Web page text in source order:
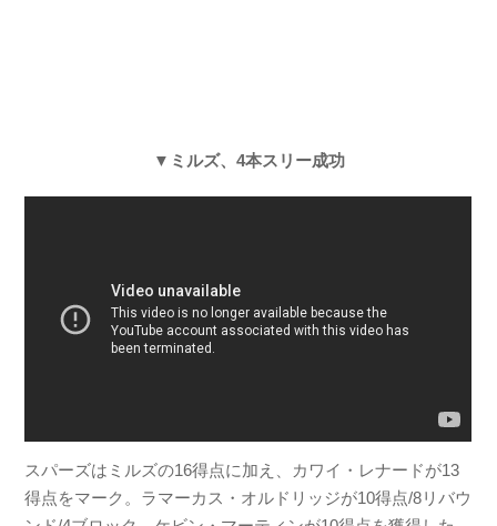
▼ミルズ、4本スリー成功
スパーズはミルズの16得点に加え、カワイ・レナードが13
得点をマーク。ラマーカス・オルドリッジが10得点/8リバウ